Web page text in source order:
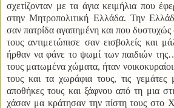
σχετίζονταν με τα άγια κειμήλια που
στην Μητροπολιτική Ελλάδα. Την
σαν πατρίδα αγαπημένη και που δυστυχώς
τους αντιμετώπισε σαν εισβολείς και
ήρθαν να φάνε το ψωμί των παιδιών
τους ματωμένα χώματα, ήταν
τους και τα χωράφια τους, τις
αποθήκες τους και ξάφνου από τη μια
χάσαν μα κράτησαν την πίστη τους στο